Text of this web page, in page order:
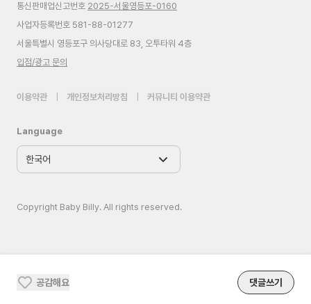
공감해요 댓글쓰기
통신판매업신고번호 2025-서울영등포-0160
사업자등록번호 581-88-01277
서울특별시 영등포구 의사당대로 83, 오투타워 4층
입점/광고 문의
이용약관 개인정보처리방침 커뮤니티 이용약관
Language
Copyright Baby Billy. All rights reserved.